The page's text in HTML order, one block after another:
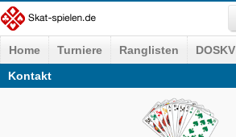
Home Turniere Ranglisten DOSKV
Kontakt